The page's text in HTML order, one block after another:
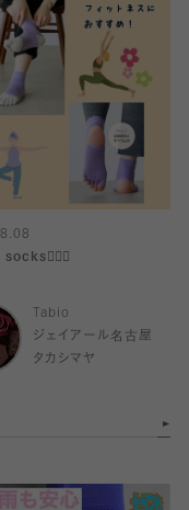
Tabio
ジェイアール名古屋
タカシマヤ